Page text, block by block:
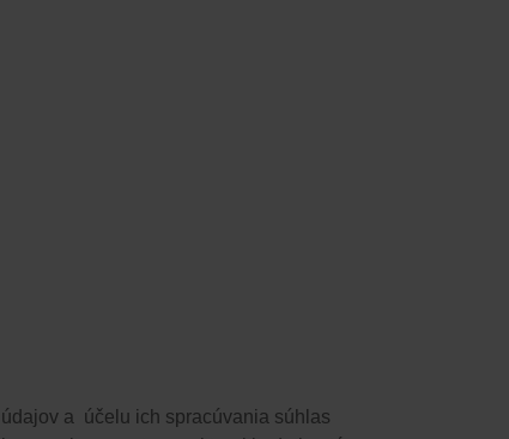
a ​​ účelu ich spracúvania ​​ súhlas